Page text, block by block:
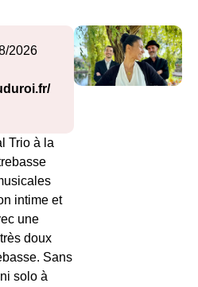
2026
Trio à la
intime et
une
doux
Sans
solo à